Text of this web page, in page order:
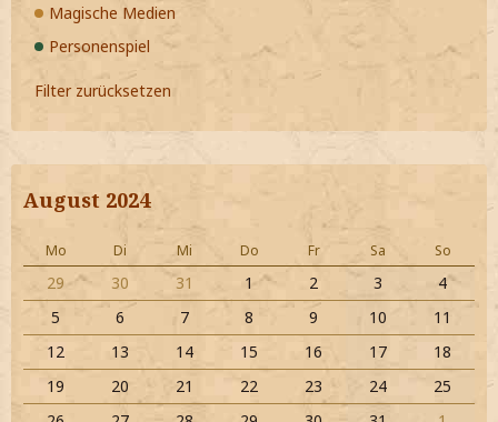
Magische Medien
Personenspiel
Filter zurücksetzen
August 2024
Mo Di Mi Do Fr Sa So
29 30 31 1 2 3
4
5
6 7 8 9 10
11
12
13 14 15 16 17
18
19
20 21 22 23 24
25